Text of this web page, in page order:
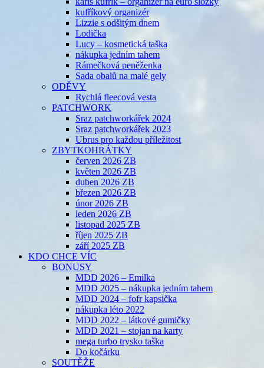
kufříkový organizér
Lizzie s odšitým dnem
Lodička
Lucy – kosmetická taška
nákupka jedním tahem
Rámečková peněženka
Sada obalů na malé gely
ODĚVY
Rychlá fleecová vesta
PATCHWORK
Sraz patchworkářek 2024
Sraz patchworkářek 2023
Ubrus pro každou příležitost
ZBYTKOHRÁTKY
červen 2026 ZB
květen 2026 ZB
duben 2026 ZB
březen 2026 ZB
únor 2026 ZB
leden 2026 ZB
listopad 2025 ZB
říjen 2025 ZB
září 2025 ZB
KDO CHCE VÍC
BONUSY
MDD 2026 – Emilka
MDD 2025 – nákupka jedním tahem
MDD 2024 – fofr kapsička
nákupka léto 2022
MDD 2022 – látkové gumičky
MDD 2021 – stojan na karty
mega turbo trysko taška
Do kočárku
SOUTĚŽE